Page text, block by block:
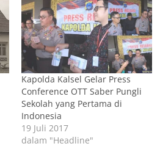
Kapolda Kalsel Gelar Press
Conference OTT Saber Pungli
Sekolah yang Pertama di
Indonesia
19 Juli 2017
dalam "Headline"